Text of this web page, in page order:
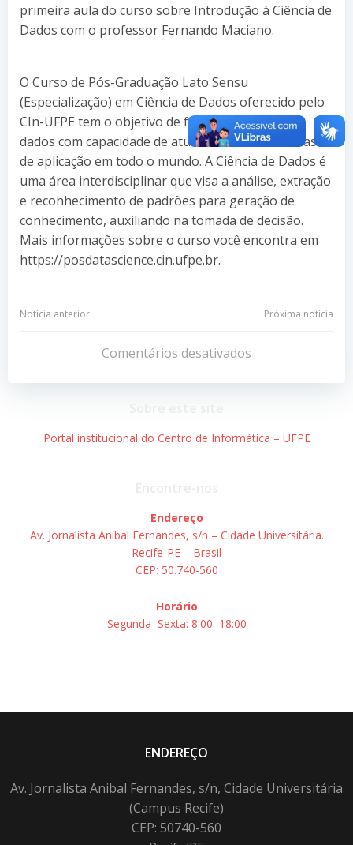
primeira aula do curso sobre Introdução à Ciência de
Dados com o professor Fernando Maciano.
O Curso de Pós-Graduação Lato Sensu
(Especialização) em Ciência de Dados oferecido pelo
CIn-UFPE tem o objetivo de formar cientistas de
dados com capacidade de atuar em várias de áreas
de aplicação em todo o mundo. A Ciência de Dados é
uma área interdisciplinar que visa a análise, extração
e reconhecimento de padrões para geração de
conhecimento, auxiliando na tomada de decisão.
Mais informações sobre o curso você encontra em
https://posdatascience.cin.ufpe.br.
Navegação
Post
Notícia anterior
Navegação
de
Post
Próxima notícia
Comentários desativados
Portal institucional do Centro de Informática – UFPE
Endereço
Av. Jornalista Aníbal Fernandes, s/n – Cidade Universitária.
Recife-PE – Brasil
CEP: 50.740-560
Horário
Segunda–Sexta: 8:00–18:00
ENDEREÇO
Av. Jornalista Anibal Fernandes, s/n, Cidade Universitária
(Campus Recife)
CEP: 50740-560